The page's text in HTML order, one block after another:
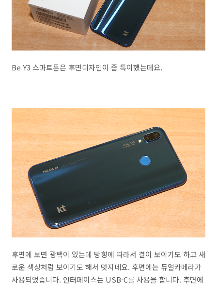
Be Y3 스마트폰은 후면디자인이 좀 특이했는데요.
후면에 보면 광택이 있는데 방향에 따라서 결이 보이기도 하고 새
로운 색상처럼 보이기도 해서 멋지네요. 후면에는 듀얼카메라가
사용되었습니다. 인터페이스는 USB-C를 사용을 합니다. 후면에